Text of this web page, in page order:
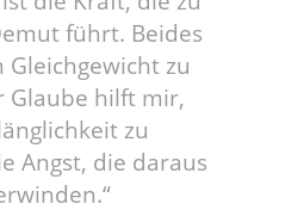
führt. Beides
zu
Glaube hilft mir,
zu
Angst, die daraus